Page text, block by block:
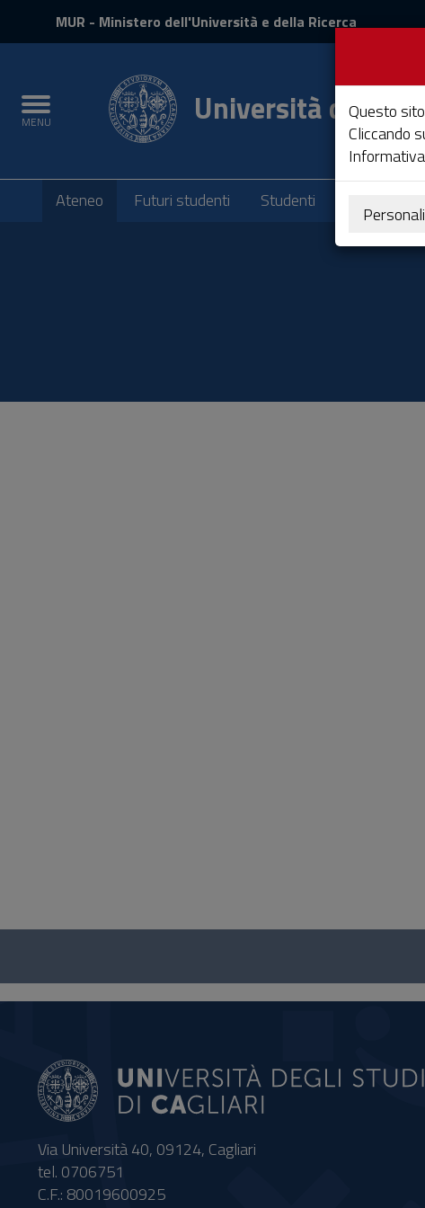
MUR - Ministero dell'Università e della Ricerca
Toggle
navigation
MENU Università degli
Submenu
Ateneo Futuri studenti Studenti
Questionario
social
Via Università 40, 09124, Cagliari
tel. 0706751
C.F.: 80019600925
Questo
Cliccando